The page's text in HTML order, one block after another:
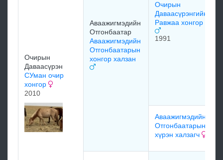
Очирын
Даваасүрэн
СУман очир
хонгор
2010
Аваажигмэдийн
Отгонбаатар
Аваажигмэдийн
Отгонбаатарын
хонгор халзан
Очирын
Даваасүрэнгийн
Равжаа хонгор
1991
Аваажигмэдийн
Отгонбаатарын
хүрэн халзагч